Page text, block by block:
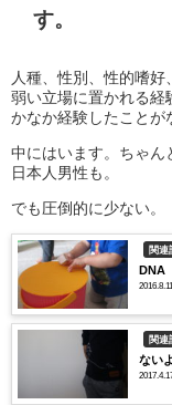
す。
人種、性別、性的嗜好
弱い立場に置かれる経
かなか経験したことが
中にはいます。ちゃん
日本人男性も。
でも圧倒的に少ない。
関連
DNA
2016.8.11
関連
ない